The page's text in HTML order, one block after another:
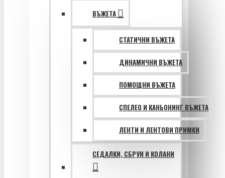
ВЪЖЕТА
СТАТИЧНИ ВЪЖЕТА
ДИНАМИЧНИ ВЪЖЕТА
ПОМОЩНИ ВЪЖЕТА
СПЕЛЕО И КАНЬОНИНГ ВЪЖЕТА
ЛЕНТИ И ЛЕНТОВИ ПРИМКИ
СЕДАЛКИ, СБРУИ И КОЛАНИ